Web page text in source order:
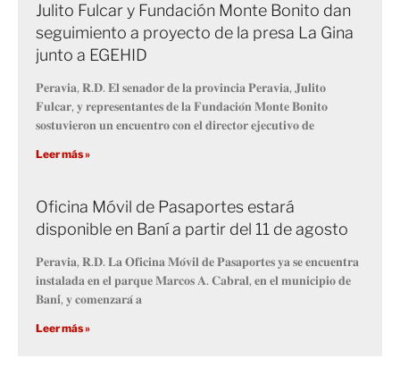
Julito Fulcar y Fundación Monte Bonito dan
seguimiento a proyecto de la presa La Gina
junto a EGEHID
𝐏𝐞𝐫𝐚𝐯𝐢𝐚, 𝐑.𝐃. 𝐄𝐥 𝐬𝐞𝐧𝐚𝐝𝐨𝐫 𝐝𝐞 𝐥𝐚 𝐩𝐫𝐨𝐯𝐢𝐧𝐜𝐢𝐚 𝐏𝐞𝐫𝐚𝐯𝐢𝐚, 𝐉𝐮𝐥𝐢𝐭𝐨
𝐅𝐮𝐥𝐜𝐚𝐫, 𝐲 𝐫𝐞𝐩𝐫𝐞𝐬𝐞𝐧𝐭𝐚𝐧𝐭𝐞𝐬 𝐝𝐞 𝐥𝐚 𝐅𝐮𝐧𝐝𝐚𝐜𝐢𝐨́𝐧 𝐌𝐨𝐧𝐭𝐞 𝐁𝐨𝐧𝐢𝐭𝐨
𝐬𝐨𝐬𝐭𝐮𝐯𝐢𝐞𝐫𝐨𝐧 𝐮𝐧 𝐞𝐧𝐜𝐮𝐞𝐧𝐭𝐫𝐨 𝐜𝐨𝐧 𝐞𝐥 𝐝𝐢𝐫𝐞𝐜𝐭𝐨𝐫 𝐞𝐣𝐞𝐜𝐮𝐭𝐢𝐯𝐨 𝐝𝐞
Leer más »
Oficina Móvil de Pasaportes estará
disponible en Baní a partir del 11 de agosto
𝐏𝐞𝐫𝐚𝐯𝐢𝐚, 𝐑.𝐃. 𝐋𝐚 𝐎𝐟𝐢𝐜𝐢𝐧𝐚 𝐌𝐨́𝐯𝐢𝐥 𝐝𝐞 𝐏𝐚𝐬𝐚𝐩𝐨𝐫𝐭𝐞𝐬 𝐲𝐚 𝐬𝐞 𝐞𝐧𝐜𝐮𝐞𝐧𝐭𝐫𝐚
𝐢𝐧𝐬𝐭𝐚𝐥𝐚𝐝𝐚 𝐞𝐧 𝐞𝐥 𝐩𝐚𝐫𝐪𝐮𝐞 𝐌𝐚𝐫𝐜𝐨𝐬 𝐀. 𝐂𝐚𝐛𝐫𝐚𝐥, 𝐞𝐧 𝐞𝐥 𝐦𝐮𝐧𝐢𝐜𝐢𝐩𝐢𝐨 𝐝𝐞
𝐁𝐚𝐧𝐢́, 𝐲 𝐜𝐨𝐦𝐞𝐧𝐳𝐚𝐫𝐚́ 𝐚
Leer más »